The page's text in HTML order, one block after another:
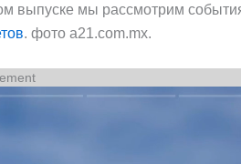
выпуске мы рассмотрим
. фото a21.com.mx.